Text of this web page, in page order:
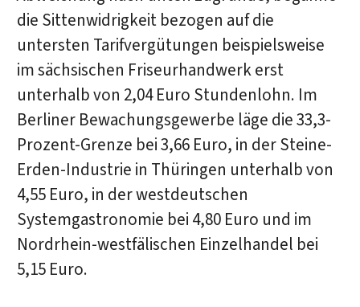
die Sittenwidrigkeit bezogen auf die
untersten Tarifvergütungen beispielsweise
im sächsischen Friseurhandwerk erst
unterhalb von 2,04 Euro Stundenlohn. Im
Berliner Bewachungsgewerbe läge die 33,3-
Prozent-Grenze bei 3,66 Euro, in der Steine-
Erden-Industrie in Thüringen unterhalb von
4,55 Euro, in der westdeutschen
Systemgastronomie bei 4,80 Euro und im
Nordrhein-westfälischen Einzelhandel bei
5,15 Euro.